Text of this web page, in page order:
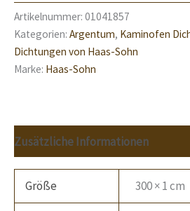
Artikelnummer: 01041857
Kategorien: Argentum, Kaminofen
Dichtungen von Haas-Sohn
Marke: Haas-Sohn
Zusätzliche Informationen
Größe 300 × 1 cm